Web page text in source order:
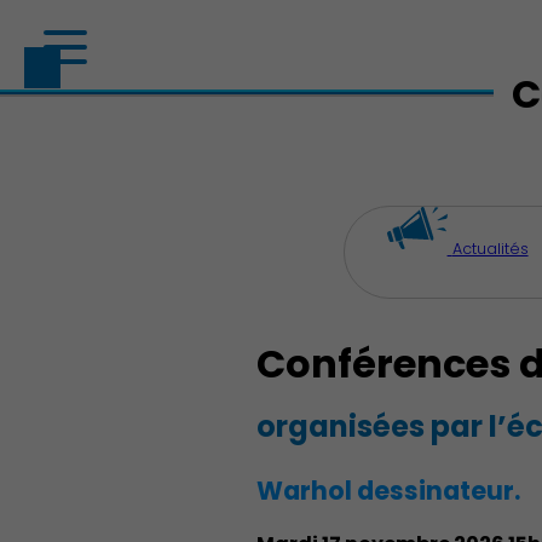
Actualités
Conférences
organisées par
Warhol dessinateur.